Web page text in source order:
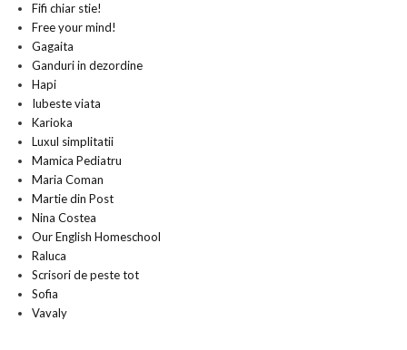
Fifi chiar stie!
Free your mind!
Gagaita
Ganduri in dezordine
Hapi
Iubeste viata
Karioka
Luxul simplitatii
Mamica Pediatru
Maria Coman
Martie din Post
Nina Costea
Our English Homeschool
Raluca
Scrisori de peste tot
Sofia
Vavaly